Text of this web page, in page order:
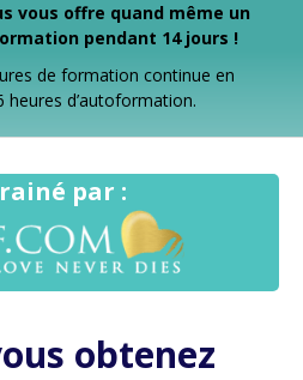
vous offre quand même un
pendant 14 jours !
de formation continue en
heures d’autoformation.
par :
obtenez